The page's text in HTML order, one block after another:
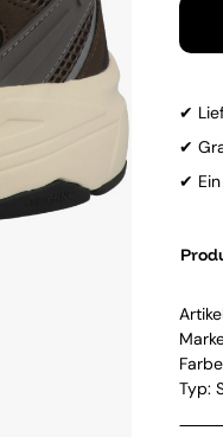
✔
✔
✔
Typ: